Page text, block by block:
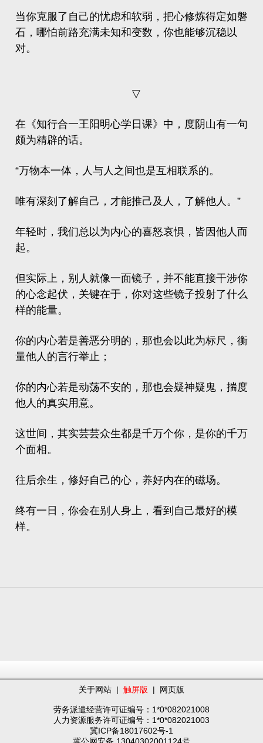
当你克服了自己的忧虑和软弱，把心修炼得定如磐
石，哪怕前路充满未知和变数，你也能够沉稳以
对。
▽
在《知行合一王阳明心学日课》中，度阴山有一句
颇为精辟的话。
“万物本一体，人与人之间也是互相联系的。
唯有深刻了解自己，才能推己及人，了解他人。”
年轻时，我们总以为内心的喜怒哀惧，皆因他人而
起。
但实际上，别人就像一面镜子，并不能直接干涉你
的心念起伏，关键在于，你对这些镜子投射了什么
样的能量。
你的内心若是善恶分明的，那也会以此为标尺，衡
量他人的言行举止；
你的内心若是动荡不安的，那也会疑神疑鬼，揣度
他人的真实用意。
这世间，其实芸芸众生都是千万个你，是你的千万
个面相。
往后余生，修好自己的心，养好内在的磁场。
终有一日，你会在别人身上，看到自己最好的模
样。
关于网站 | 触屏版 | 网页版
劳务派遣经营许可证编号：1*0*082021008
人力资源服务许可证编号：1*0*082021003
冀ICP备18017602号-1